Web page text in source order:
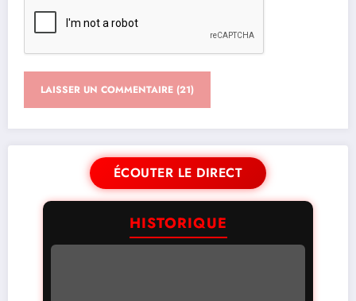
ÉCOUTER LE DIRECT
HISTORIQUE